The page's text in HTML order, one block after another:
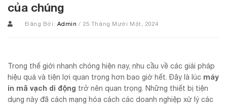
của chúng
Đăng Bởi: Admin/ 25 Tháng Mười Một, 2024
Trong thế giới nhanh chóng hiện nay, nhu cầu về các giải pháp
hiệu quả và tiện lợi quan trọng hơn bao giờ hết. Đây là lúc máy
in mã vạch di động trở nên quan trọng. Những thiết bị tiện
dụng này đã cách mạng hóa cách các doanh nghiệp xử lý các